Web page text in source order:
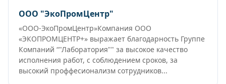
ООО "ЭкоПромЦентр"
«ООО-ЭкоПромЦентр»Компания ООО
«ЭКОПРОМЦЕНТР+» выражает благодарность Группе
Компаний “"Лаборатория"" за высокое качество
исполнения работ, с соблюдением сроков, за
высокий проффесионализм сотрудников...